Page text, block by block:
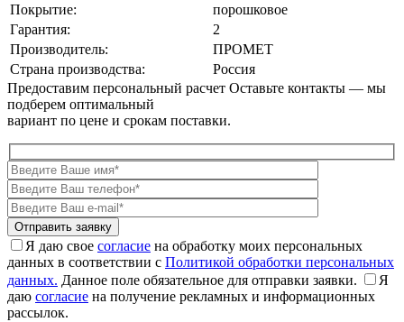
Покрытие:
порошковое
Гарантия:
2
Производитель:
ПРОМЕТ
Страна производства:
Россия
Предоставим персональный расчет Оставьте контакты — мы
подберем оптимальный
вариант по цене и срокам поставки.
Я даю свое согласие на обработку моих персональных
данных в соответствии с Политикой обработки персональных
данных. Данное поле обязательное для отправки заявки.
Я
даю согласие на получение рекламных и информационных
рассылок.